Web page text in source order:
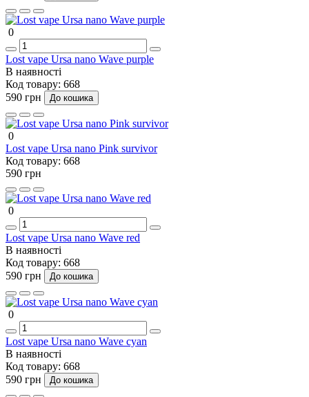
0
Lost vape Ursa nano Wave purple
В наявності
Код товару: 668
590 грн
До кошика
0
Lost vape Ursa nano Pink survivor
Код товару: 668
590 грн
0
Lost vape Ursa nano Wave red
В наявності
Код товару: 668
590 грн
До кошика
0
Lost vape Ursa nano Wave cyan
В наявності
Код товару: 668
590 грн
До кошика